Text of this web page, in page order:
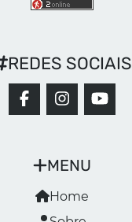
MENU
Home
REDES SOCIAIS